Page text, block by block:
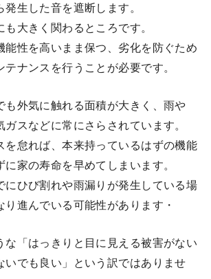
発生した音を遮断します。
も大きく関わるところです。
能性を高いまま保つ、劣化を防ぐため
ナンスを行うことが必要です。
も外気に触れる面積が大きく、雨や
ガスなどに常にさらされています。
を怠れば、本来持っているはずの機能
に家の寿命を早めてしまいます。
にひび割れや雨漏りが発生している場
り進んでいる可能性があります・
な「はっきりと目に見える被害がない
いでも良い」という訳ではありませ